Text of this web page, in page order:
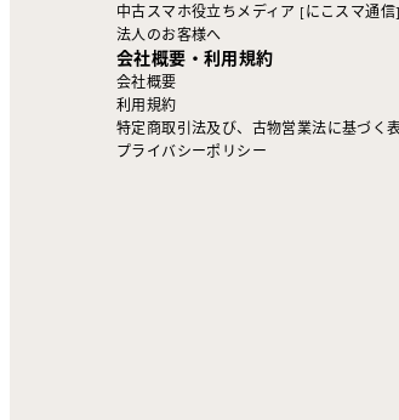
中古スマホ役立ちメディア [にこスマ通信]
法人のお客様へ
会社概要・利用規約
会社概要
利用規約
特定商取引法及び、古物営業法に基づく
プライバシーポリシー